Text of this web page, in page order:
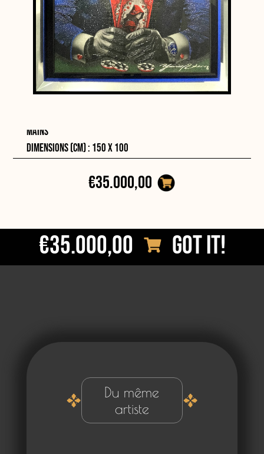
mains
Dimensions (cm) : 150 x 100
€35.000,00
€35.000,00 Got it!
Du même
artiste